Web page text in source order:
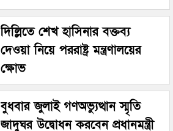
দিল্লিতে শেখ হাসিনার বক্তব্য
দেওয়া নিয়ে পররাষ্ট্র মন্ত্রণালয়ের
ক্ষোভ
বুধবার জুলাই গণঅভ্যুত্থান স্মৃতি
জাদুঘর উদ্বোধন করবেন প্রধানমন্ত্রী